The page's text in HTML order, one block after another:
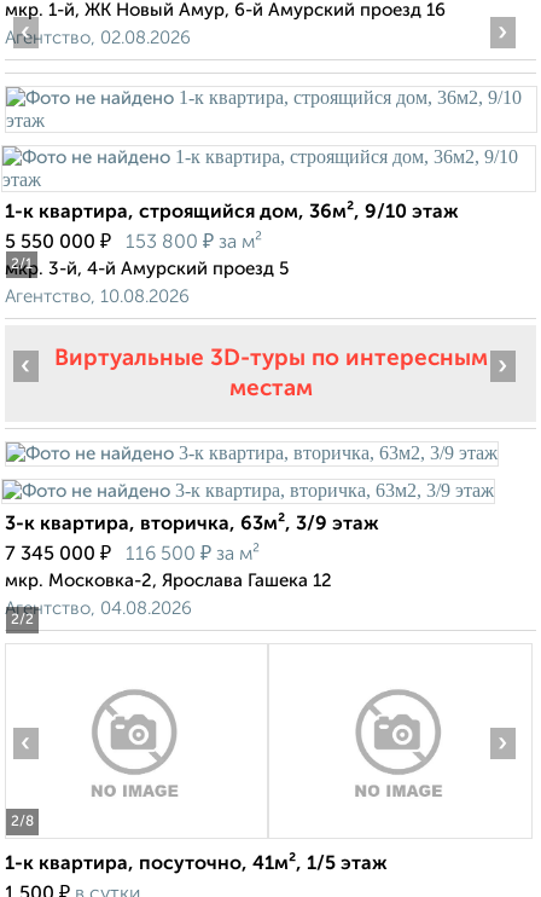
мкр. 1-й, ЖК Новый Амур, 6-й Амурский проезд 16
Агентство, 02.08.2026
2/1
‹ ›
1-к квартира, строящийся дом, 36м², 9/10 этаж
5 550 000 ₽ 153 800 ₽ за м²
мкр. 3-й, 4-й Амурский проезд 5
Агентство, 10.08.2026
Виртуальные 3D-туры по интересным
местам
2/2
‹ ›
3-к квартира, вторичка, 63м², 3/9 этаж
7 345 000 ₽ 116 500 ₽ за м²
мкр. Московка-2, Ярослава Гашека 12
Агентство, 04.08.2026
2/8
‹ ›
1-к квартира, посуточно, 41м², 1/5 этаж